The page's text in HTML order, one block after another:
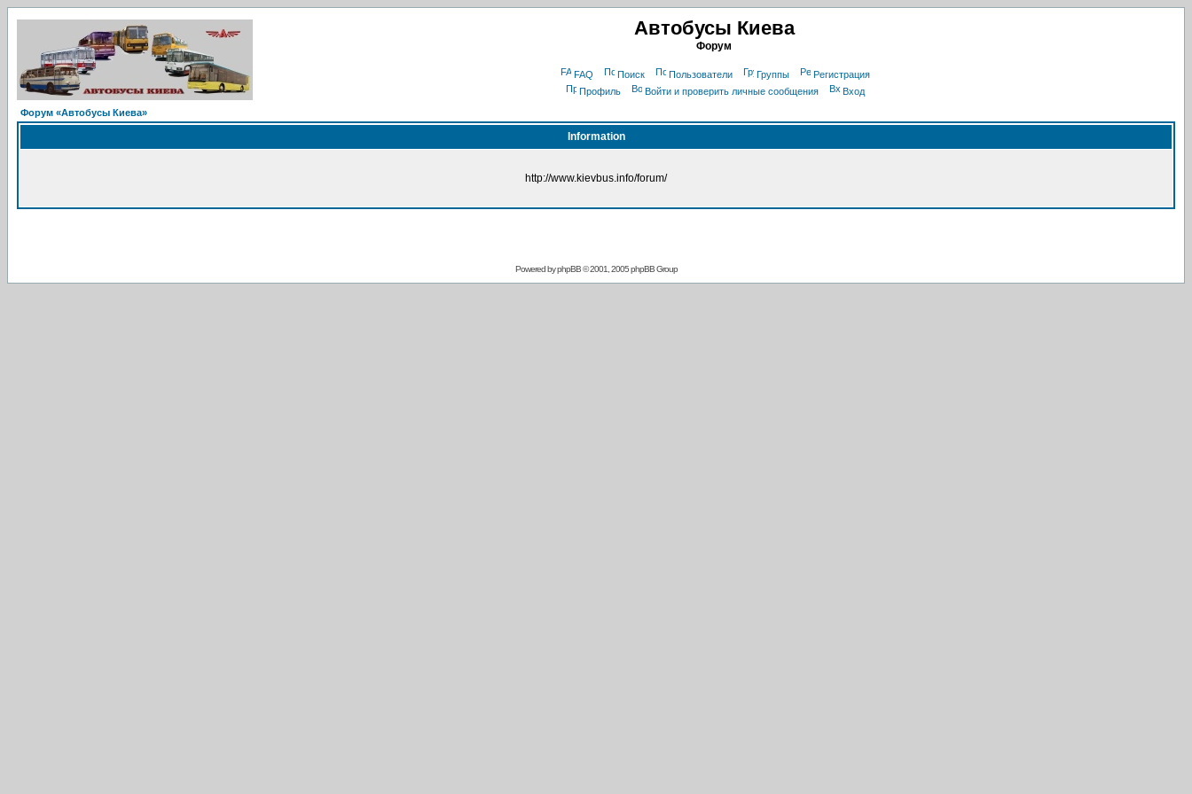
Автобусы Киева
Форум
FAQ Поиск Пользователи Группы
Регистрация
Профиль
Войти и проверить личные сообщения
Вход
Форум «Автобусы Киева»
Information
http://www.kievbus.info/forum/
Powered byphpBB© 2001, 2005 phpBB Group